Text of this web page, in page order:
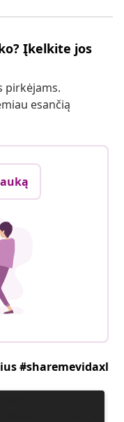
Įkelkite jos
pirkėjams.
esančią
#sharemevidaxl